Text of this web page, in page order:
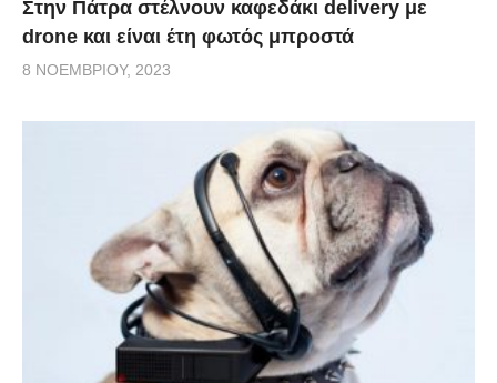
Στην Πάτρα στέλνουν καφεδάκι delivery με
drone και είναι έτη φωτός μπροστά
8 ΝΟΕΜΒΡΊΟΥ, 2023